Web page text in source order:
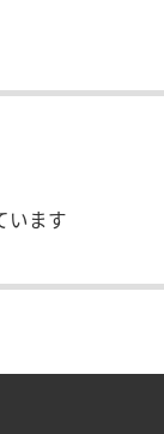
います